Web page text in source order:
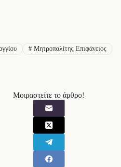
#Μητροπολίτης Επιφάνειος
Μοιραστείτε το άρθρο!